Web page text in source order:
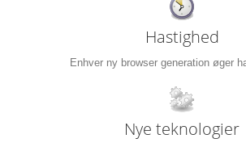
Hastighed
Enhver ny browser generation øger
Nye teknologier